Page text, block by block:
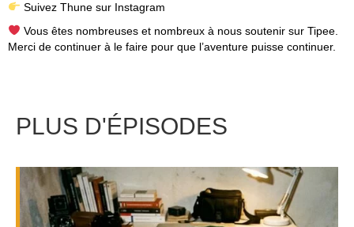
Suivez Thune sur Instagram
Vous êtes nombreuses et nombreux à nous soutenir sur Tipee.
Merci de continuer à le faire pour que l’aventure puisse continuer.
PLUS D'ÉPISODES